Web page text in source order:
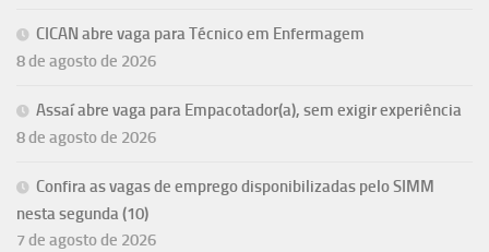
CICAN abre vaga para Técnico em Enfermagem
8 de agosto de 2026
Assaí abre vaga para Empacotador(a), sem exigir experiência
8 de agosto de 2026
Confira as vagas de emprego disponibilizadas pelo SIMM
nesta segunda (10)
7 de agosto de 2026